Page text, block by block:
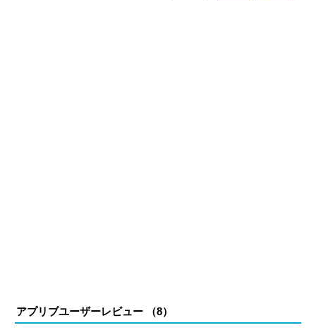
アプリブユーザーレビュー （8）